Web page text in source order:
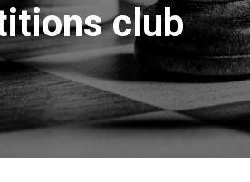
club